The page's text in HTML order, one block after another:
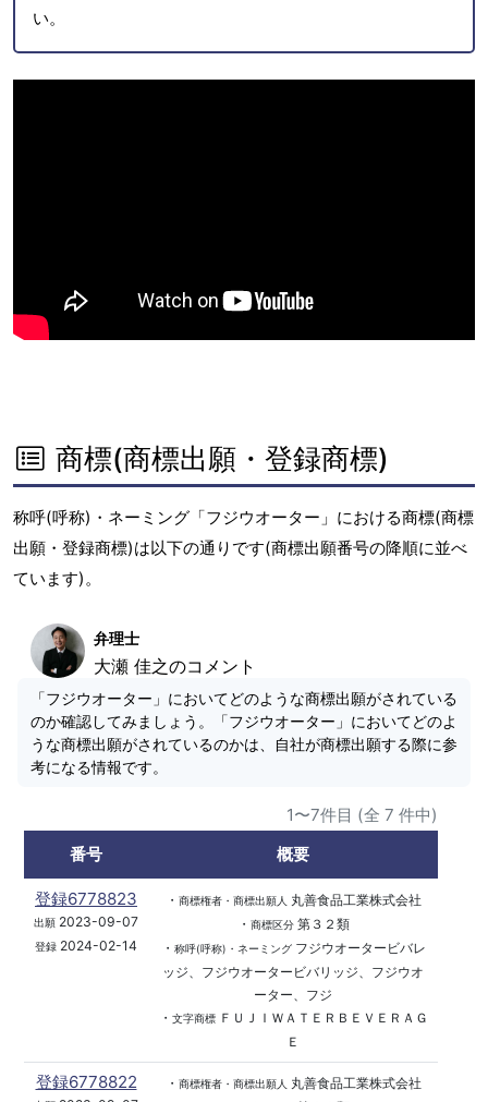
い。
商標(商標出願・登録商標)
称呼(呼称)・ネーミング「フジウオーター」における商標(商標
出願・登録商標)は以下の通りです(商標出願番号の降順に並べ
ています)。
弁理士
大瀬 佳之のコメント
「フジウオーター」においてどのような商標出願がされている
のか確認してみましょう。「フジウオーター」においてどのよ
うな商標出願がされているのかは、自社が商標出願する際に参
考になる情報です。
1〜7件目 (全 7 件中)
番号
概要
登録6778823
出願 2023-09-07
登録 2024-02-14
・ 商標権者・商標出願人
丸善食品工業株式会社
・ 商標区分第３２類
・ 称呼(呼称)・ネーミングフジウオータービバレ
ッジ、フジウオータービバリッジ、フジウオ
ーター、フジ
・ 文字商標ＦＵＪＩＷＡＴＥＲＢＥＶＥＲＡＧ
Ｅ
登録6778822 ・ 商標権者・商標出願人
丸善食品工業株式会社